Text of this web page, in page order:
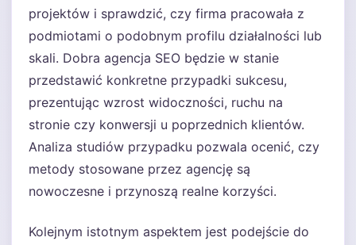
projektów i sprawdzić, czy firma pracowała z
podmiotami o podobnym profilu działalności lub
skali. Dobra agencja SEO będzie w stanie
przedstawić konkretne przypadki sukcesu,
prezentując wzrost widoczności, ruchu na
stronie czy konwersji u poprzednich klientów.
Analiza studiów przypadku pozwala ocenić, czy
metody stosowane przez agencję są
nowoczesne i przynoszą realne korzyści.
Kolejnym istotnym aspektem jest podejście do